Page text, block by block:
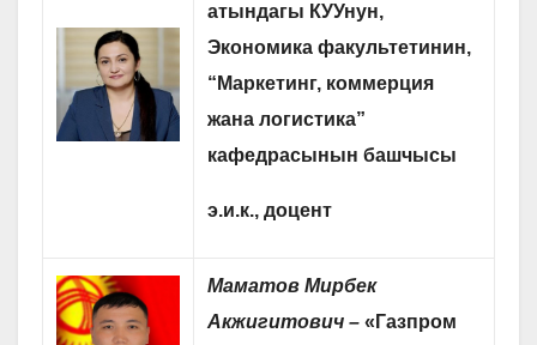
атындагы КУУнун,
Экономика факультетинин,
“Маркетинг, коммерция
жана логистика”
кафедрасынын башчысы
э.и.к., доцент
Маматов Мирбек
Акжигитович – «Газпром